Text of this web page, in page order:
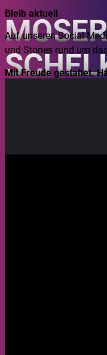
Bleib aktuell
Auf unseren Social
und Stories rund um
Mit Freude gestaltet.